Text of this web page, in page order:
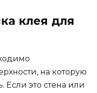
клея для
на которую
Если это стена или